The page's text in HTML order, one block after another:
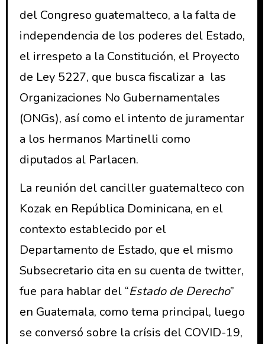
del Congreso guatemalteco, a la falta de
independencia de los poderes del Estado,
el irrespeto a la Constitución, el Proyecto
de Ley 5227, que busca fiscalizar a las
Organizaciones No Gubernamentales
(ONGs), así como el intento de juramentar
a los hermanos Martinelli como
diputados al Parlacen.
La reunión del canciller guatemalteco con
Kozak en República Dominicana, en el
contexto establecido por el
Departamento de Estado, que el mismo
Subsecretario cita en su cuenta de twitter,
fue para hablar del “Estado de Derecho”
en Guatemala, como tema principal, luego
se conversó sobre la crísis del COVID-19,